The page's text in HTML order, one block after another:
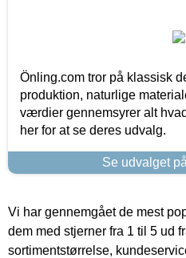
Önling.com tror på klassisk
produktion, naturlige
værdier gennemsyrer alt
her for at se deres udvalg.
Se udvalget
Vi har gennemgået de mest
dem med stjerner fra 1 til 5 ud
sortimentstørrelse,